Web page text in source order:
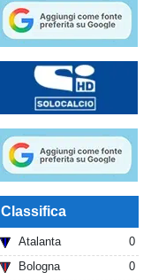
Classifica
Atalanta
0
Bologna
0